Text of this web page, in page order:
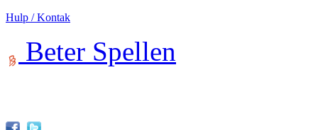
Hulp / Kontak
Beter Spellen